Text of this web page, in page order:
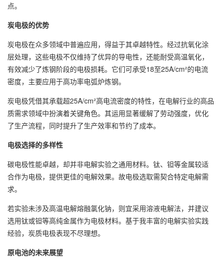
点。
炭电极的优势
炭电极在众多领域中普遍应用，得益于其卓越特性。经过抗氧化涂
层处理，这些电极不仅维持了优异的导电性，还能耐受高温氧化，
有效减少了炼钢阶段的电极损耗。它们可承受18至25A/cm²的电流
密度，主要应用于高功率电弧炉炼钢。
炭电极凭借其承载超25A/cm²高电流密度的特性，在电解行业的高品
质需求领域中扮演着关键角色。其运用显著缓解了劳动强度，优化
了生产流程，同时提升了生产效率和节约了成本。
电极选择的多样性
碳电极性能卓越，却并非电解实验之通用材料。钛、钽等金属较适
合作为电极，提供更佳的电解效果。故电极选取需契合特定电解需
求。
若实验未涉及高温电解熔融氯化钠，则宜采用溶液电解法，并建议
选用钛或钽等高纯金属作为电极材料。基于我丰富的电解实验实践
经验，炭质电极表现不尽理想。
原电池的未来展望